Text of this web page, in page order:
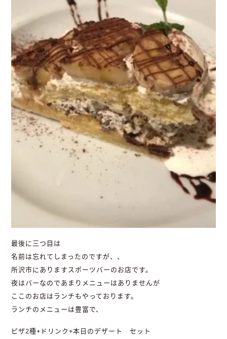
最後に三つ目は
名前は忘れてしまったのですが、、
所沢市にありますスポーツバーのお店です。
夜はバーなのであまりメニューはありませんが
ここのお店はランチもやっております。
ランチのメニューは豊富で、
ピザ2種+ドリンク+本日のデザート セット